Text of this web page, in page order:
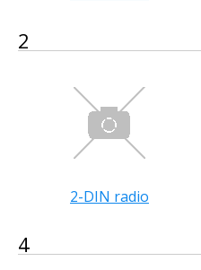
2
2-DIN radio
4